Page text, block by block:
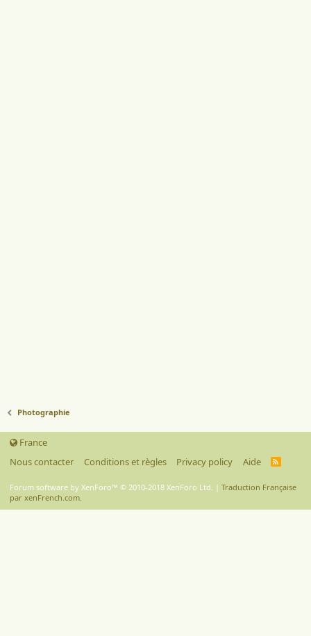
Photographie
France
Nous contacter
Conditions et règles Privacy policy Aide
R
Forum software by XenForo™ © 2010-2018 XenForo Ltd. | Traduction Française
par xenFrench.com.